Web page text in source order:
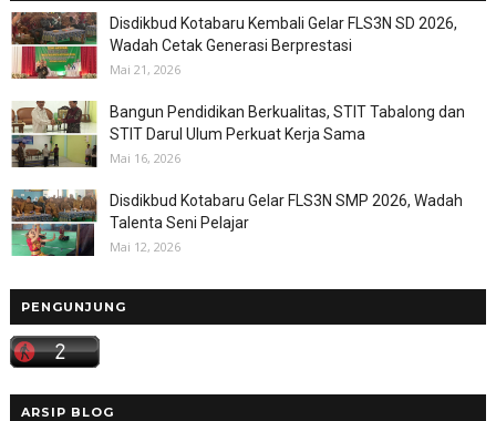
Disdikbud Kotabaru Kembali Gelar FLS3N SD 2026,
Wadah Cetak Generasi Berprestasi
Mai 21, 2026
Bangun Pendidikan Berkualitas, STIT Tabalong dan
STIT Darul Ulum Perkuat Kerja Sama
Mai 16, 2026
Disdikbud Kotabaru Gelar FLS3N SMP 2026, Wadah
Talenta Seni Pelajar
Mai 12, 2026
PENGUNJUNG
ARSIP BLOG